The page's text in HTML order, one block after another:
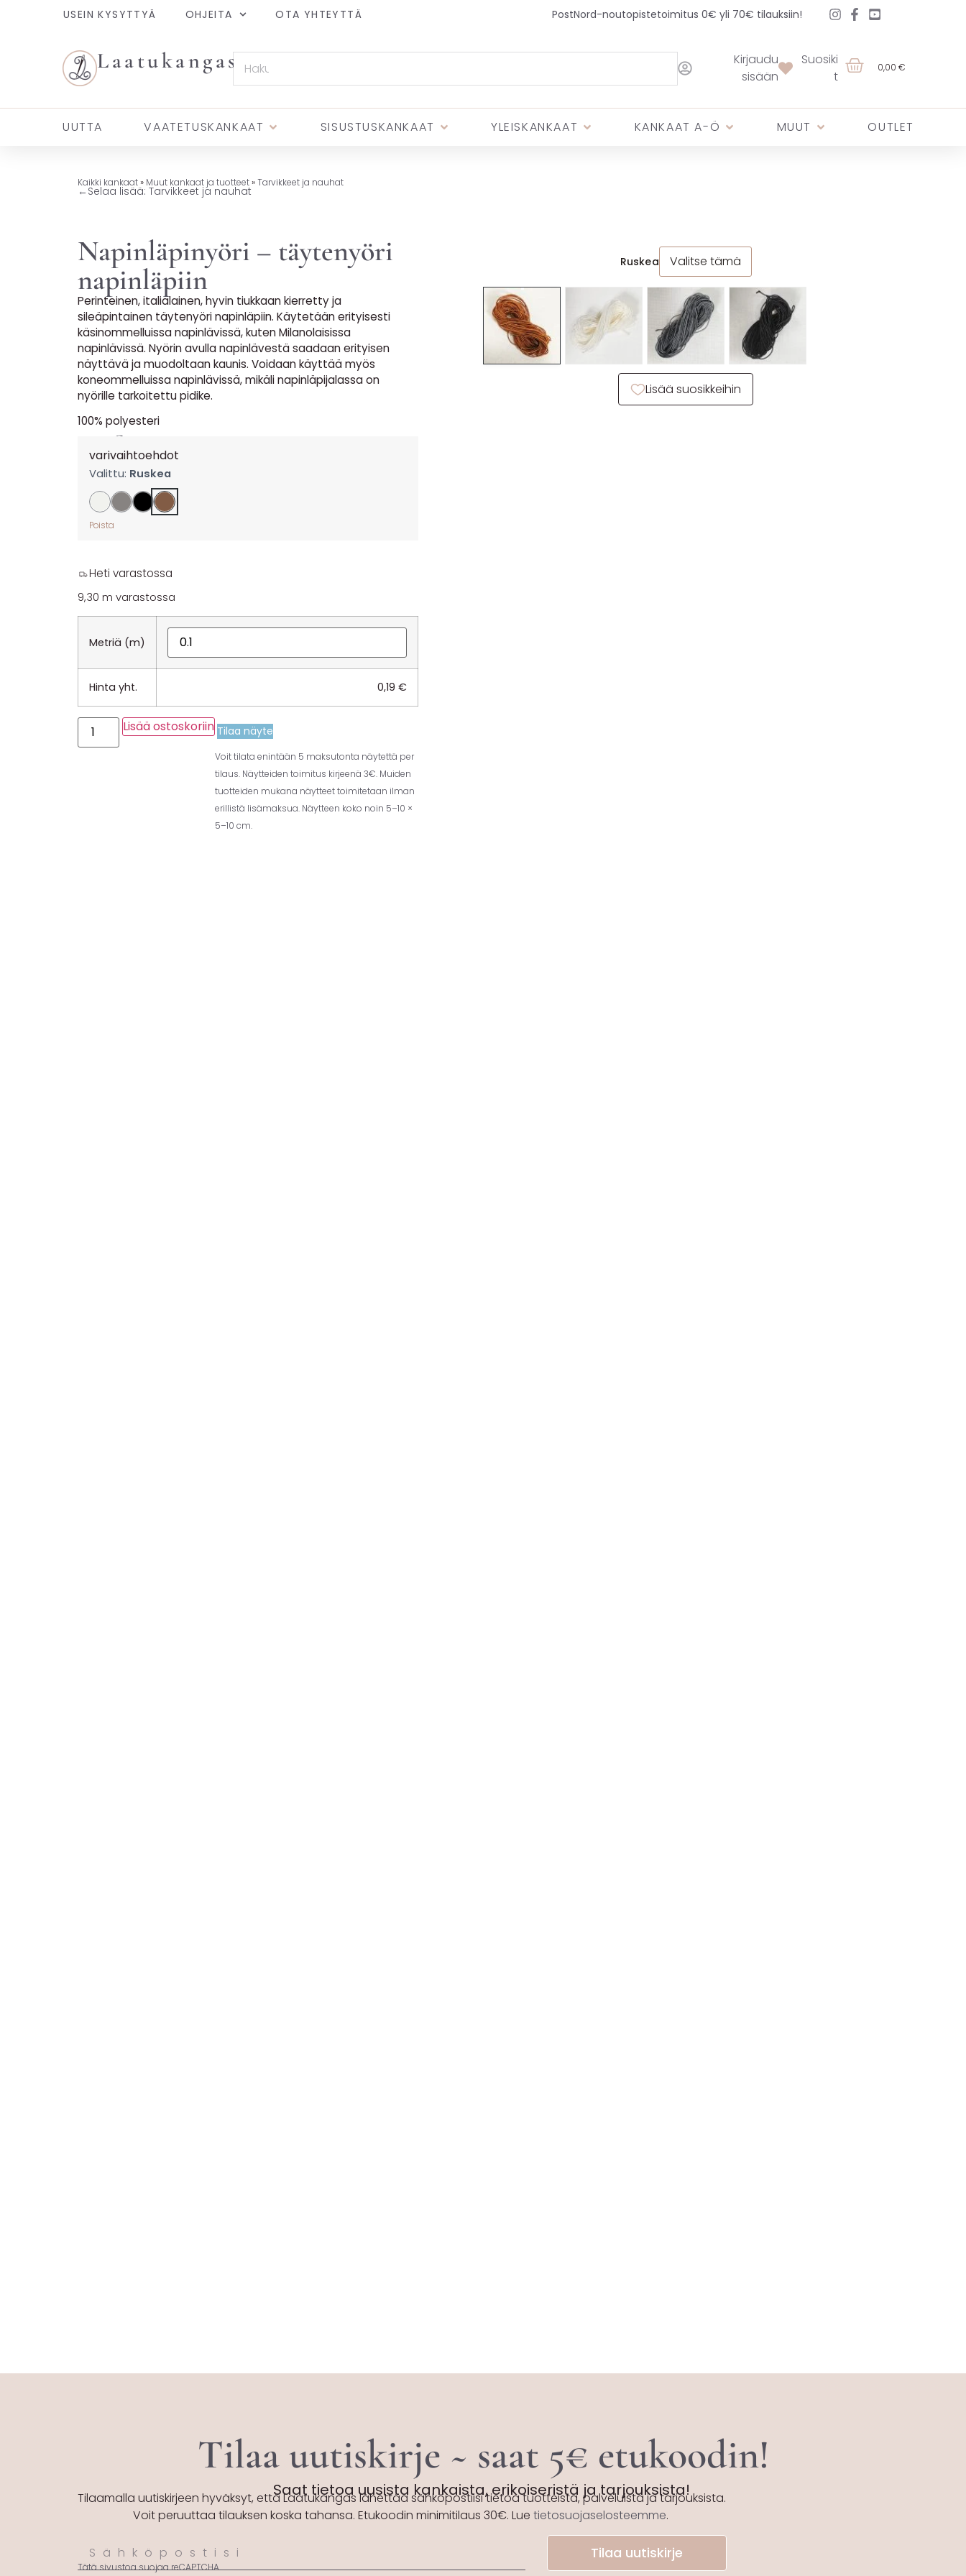
USEIN KYSYTTYÄ OHJEITA OTA YHTEYTTÄ PostNord-noutopistetoimitus 0€ yli 70€ tilauksiin!
Laatukangas
Kirjaudu
sisään
Suosiki
t
0,00 €
UUTTA VAATETUSKANKAAT SISUSTUSKANKAAT YLEISKANKAAT KANKAAT A-Ö MUUT OUTLET
Kaikki kankaat» Muut kankaat ja tuotteet»Tarvikkeet ja nauhat
←Selaa lisää: Tarvikkeet ja nauhat
Napinläpinyöri – täytenyöri
napinläpiin
Perinteinen, italialainen, hyvin tiukkaan kierretty ja
sileäpintainen täytenyöri napinläpiin. Käytetään erityisesti
käsinommelluissa napinlävissä, kuten Milanolaisissa
napinlävissä. Nyörin avulla napinlävestä saadaan erityisen
näyttävä ja muodoltaan kaunis. Voidaan käyttää myös
koneommelluissa napinlävissä, mikäli napinläpijalassa on
nyörille tarkoitettu pidike.
100% polyesteri
€
varivaihtoehdot
Valittu: Ruskea
Poista
Heti varastossa
9,30 m varastossa
Metriä (m)
Hinta yht. 0,19 €
Lisää ostoskoriin Tilaa näyte
Voit tilata enintään 5 maksutonta näytettä per
tilaus. Näytteiden toimitus kirjeenä 3€. Muiden
tuotteiden mukana näytteet toimitetaan ilman
erillistä lisämaksua. Näytteen koko noin 5–10 ×
5–10 cm.
Ruskea Valitse tämä
Lisää suosikkeihin
Tilaa uutiskirje ~ saat 5€ etukoodin!
Saat tietoa uusista kankaista, erikoiseristä ja tarjouksista!
Tilaamalla uutiskirjeen hyväksyt, että Laatukangas lähettää sähköpostiisi tietoa tuotteista, palveluista ja tarjouksista.
Voit peruuttaa tilauksen koska tahansa. Etukoodin minimitilaus 30€. Lue tietosuojaselosteemme.
Tilaa uutiskirje
Tätä sivustoa suojaa reCAPTCHA.